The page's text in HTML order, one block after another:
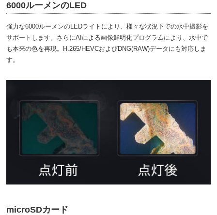
6000ルーメンのLED
強力な6000ルーメンのLEDライトにより、様々な状況下での水中撮影を
サポートします。さらにAIによる画像鮮明化プログラムにより、水中で
も本来の色を再現。H.265/HEVCおよびDNG(RAW)データにも対応しま
す。
microSDカード